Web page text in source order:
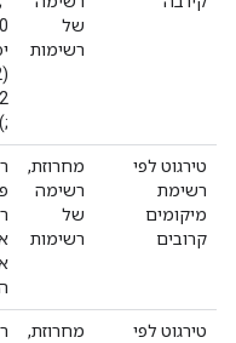
של
רשימות
טירגוט לפי
רשימת
מיקומים
קרובים
מחרוזת,
רשימה
של
רשימות
טירגוט לפי
מחרוזת,